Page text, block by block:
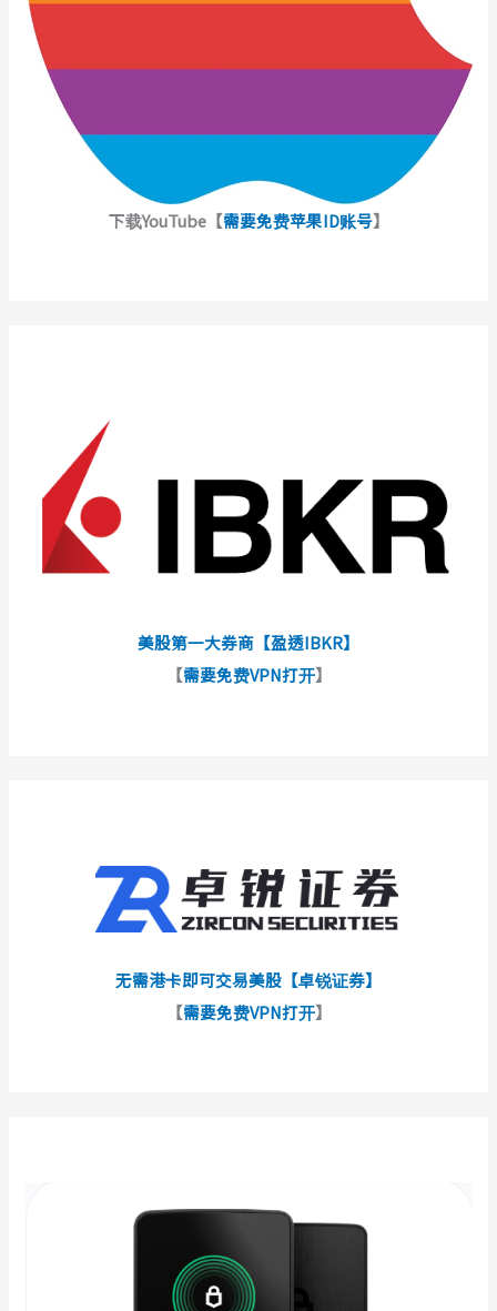
下载YouTube【需要免费苹果ID账号】
美股第一大券商【盈透IBKR】
【需要免费VPN打开】
无需港卡即可交易美股【卓锐证券】
【需要免费VPN打开】